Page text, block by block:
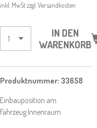
inkl. MwSt zzgl. Versandkosten
IN DEN
WARENKORB
Produktnummer: 33658
Einbauposition am
Fahrzeug:Innenraum